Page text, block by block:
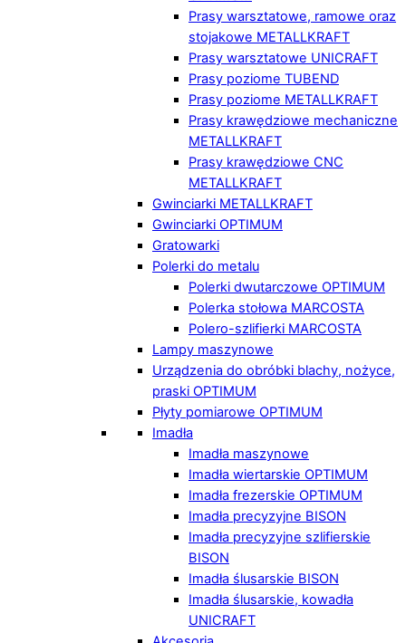
Prasy warsztatowe, ramowe oraz
stojakowe METALLKRAFT
Prasy warsztatowe UNICRAFT
Prasy poziome TUBEND
Prasy poziome METALLKRAFT
Prasy krawędziowe mechaniczne
METALLKRAFT
Prasy krawędziowe CNC
METALLKRAFT
Gwinciarki METALLKRAFT
Gwinciarki OPTIMUM
Gratowarki
Polerki do metalu
Polerki dwutarczowe OPTIMUM
Polerka stołowa MARCOSTA
Polero-szlifierki MARCOSTA
Lampy maszynowe
Urządzenia do obróbki blachy, nożyce,
praski OPTIMUM
Płyty pomiarowe OPTIMUM
Imadła
Imadła maszynowe
Imadła wiertarskie OPTIMUM
Imadła frezerskie OPTIMUM
Imadła precyzyjne BISON
Imadła precyzyjne szlifierskie
BISON
Imadła ślusarskie BISON
Imadła ślusarskie, kowadła
UNICRAFT